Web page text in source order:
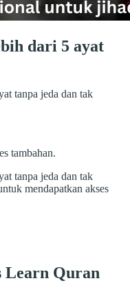
dari 5 ayat
tanpa jeda dan tak
tambahan.
tanpa jeda dan tak
mendapatkan akses
Learn Quran